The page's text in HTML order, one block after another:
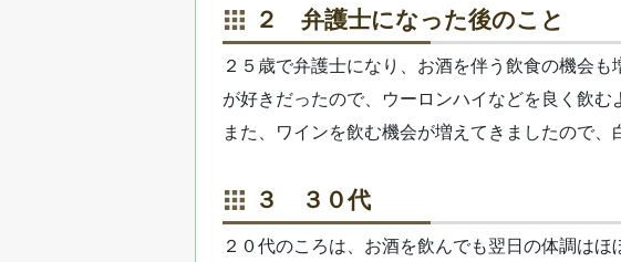
２ 弁護士になった後のこと
２５歳で弁護士になり、お酒を伴う飲食の機会
が好きだったので、ウーロンハイなどを良く飲む
また、ワインを飲む機会が増えてきましたので
３ ３０代
２０代のころは、お酒を飲んでも翌日の体調は